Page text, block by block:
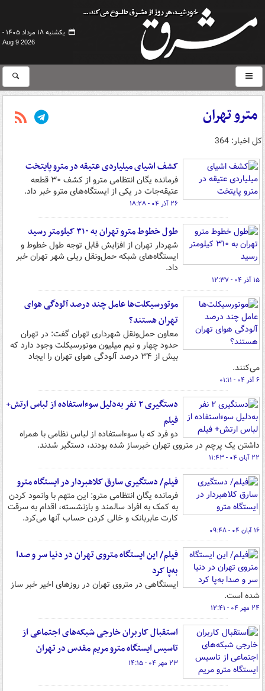
یکشنبه ۱۸ مرداد ۱۴۰۵ -
Aug 9 2026
مترو تهران
کل اخبار: 364
کشف اشیای میلیاردی عتیقه در مترو پایتخت
فرمانده یگان انتظامی مترو از کشف ۳۰ قطعه
عتیقه‌جات در یکی از ایستگاه‌های مترو خبر داد.
۲۶ آذر ۰۴ - ۱۸:۲۸
طول خطوط مترو تهران به ۳۱۰ کیلومتر رسید
شهردار تهران از افزایش قابل توجه طول خطوط و
ایستگاه‌های شبکه حمل‌ونقل ریلی شهر تهران خبر
داد.
۱۵ آذر ۰۴ - ۱۲:۳۷
موتورسیکلت‌ها عامل چند درصد آلودگی هوای
تهران هستند؟
معاون حمل‌ونقل شهرداری تهران گفت: در تهران
حدود چهار و نیم میلیون موتورسیکلت وجود دارد که
بیش از ۳۴ درصد آلودگی هوای تهران را ایجاد
می‌کنند.
۶ آذر ۰۴ - ۰۱:۱۱
دستگیری ۲ نفر به‌دلیل سوءاستفاده از لباس ارتش+
فیلم
دو فرد که با سوءاستفاده از لباس نظامی با همراه
داشتن یک پرچم در متروی تهران خبرساز شده بودند، دستگیر شدند.
۲۲ آبان ۰۴ - ۱۱:۴۳
فیلم/ دستگیری سارق کلاهبردار در ایستگاه مترو
فرمانده یگان انتظامی مترو: این متهم با وانمود کردن
به کمک به افراد سالمند و بازنشسته، اقدام به سرقت
کارت عابربانک و خالی کردن حساب آنها می‌کرد.
۱۶ آبان ۰۴ - ۰۹:۴۸
فیلم/ این ایستگاه متروی تهران در دنیا سر و صدا
به‌پا کرد
ایستگاهی در متروی تهران در روزهای اخیر خبر ساز
شده است.
۲۴ مهر ۰۴ - ۱۲:۴۱
استقبال کاربران خارجی شبکه‌های اجتماعی از
تاسیس ایستگاه مترو مریم مقدس در تهران
۲۳ مهر ۰۴ - ۱۴:۱۵